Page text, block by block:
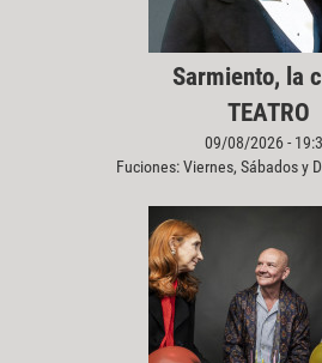
Sarmiento, la
TEATRO
09/08/2026 -
Fuciones: Viernes, Sábados y